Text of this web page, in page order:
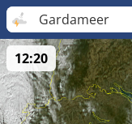
Gardameer
12:20